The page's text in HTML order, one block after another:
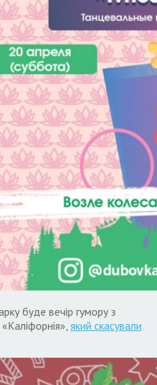
буде вечір гумору з
який скасували